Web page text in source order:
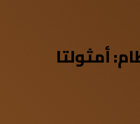
أمثولتا